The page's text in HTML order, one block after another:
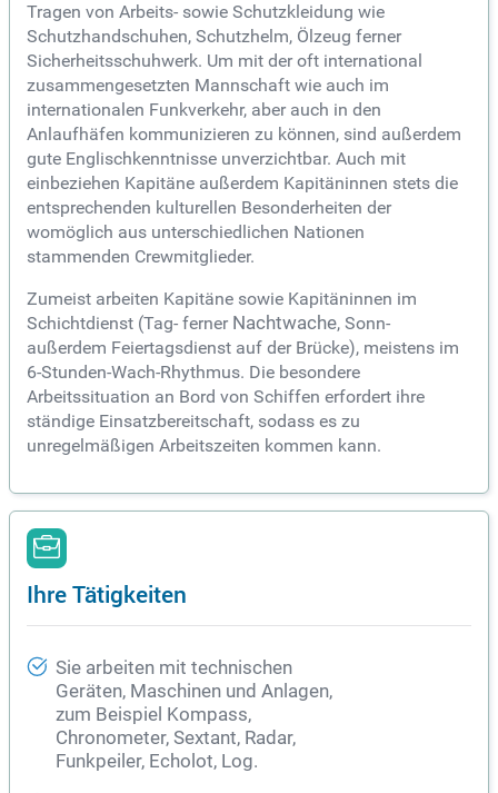
Tragen von Arbeits- sowie Schutzkleidung wie
Schutzhandschuhen, Schutzhelm, Ölzeug ferner
Sicherheitsschuhwerk. Um mit der oft international
zusammengesetzten Mannschaft wie auch im
internationalen Funkverkehr, aber auch in den
Anlaufhäfen kommunizieren zu können, sind außerdem
gute Englischkenntnisse unverzichtbar. Auch mit
einbeziehen Kapitäne außerdem Kapitäninnen stets die
entsprechenden kulturellen Besonderheiten der
womöglich aus unterschiedlichen Nationen
stammenden Crewmitglieder.
Zumeist arbeiten Kapitäne sowie Kapitäninnen im
Schichtdienst (Tag- ferner Nachtwache, Sonn-
außerdem Feiertagsdienst auf der Brücke), meistens im
6-Stunden-Wach-Rhythmus. Die besondere
Arbeitssituation an Bord von Schiffen erfordert ihre
ständige Einsatzbereitschaft, sodass es zu
unregelmäßigen Arbeitszeiten kommen kann.
Ihre Tätigkeiten
Sie arbeiten mit technischen
Geräten, Maschinen und Anlagen,
zum Beispiel Kompass,
Chronometer, Sextant, Radar,
Funkpeiler, Echolot, Log.